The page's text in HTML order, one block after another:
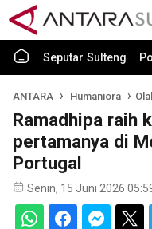
Seputar Sulteng
ANTARA Humaniora
Ramadhipa raih
pertamanya di
Portugal
Senin, 15 Juni 2026